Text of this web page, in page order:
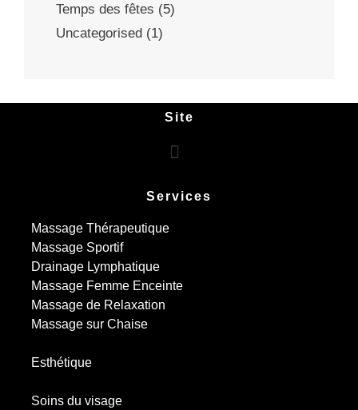
Temps des fêtes (5)
Uncategorised (1)
Site
Services
Massage Thérapeutique
Massage Sportif
Drainage Lymphatique
Massage Femme Enceinte
Massage de Relaxation
Massage sur Chaise
Esthétique
Soins du visage